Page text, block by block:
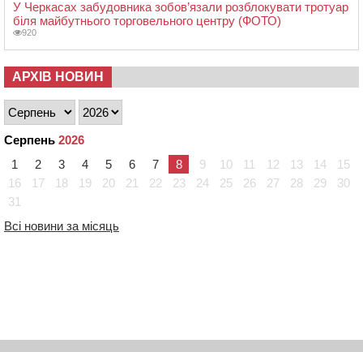
У Черкасах забудовника зобов’язали розблокувати тротуар
біля майбутнього торговельного центру (ФОТО)
920
АРХІВ НОВИН
Серпень 2026
1
2 3 4 5 6 7 8 9 10 11 12 13 14
15
16
17 18 19 20 21 22 23 24 25 26 27 28 29
30
31
Всі новини за місяць